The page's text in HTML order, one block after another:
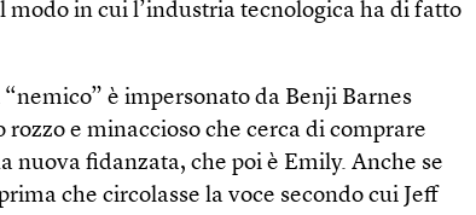
modo in cui l’industria tecnologica ha di fatto
è impersonato da Benji Barnes
e minaccioso che cerca di comprare
nuova fidanzata, che poi è Emily. Anche se
che circolasse la voce secondo cui Jeff